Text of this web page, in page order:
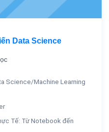
Data Science
Science/Machine Learning
Tế: Từ Notebook đến